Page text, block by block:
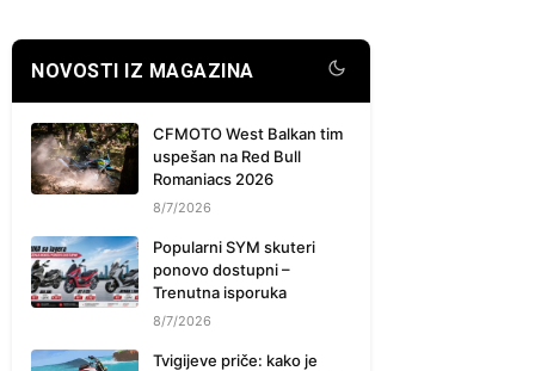
NOVOSTI IZ MAGAZINA
CFMOTO West Balkan tim
uspešan na Red Bull
Romaniacs 2026
8/7/2026
Popularni SYM skuteri
ponovo dostupni –
Trenutna isporuka
8/7/2026
Tvigijeve priče: kako je